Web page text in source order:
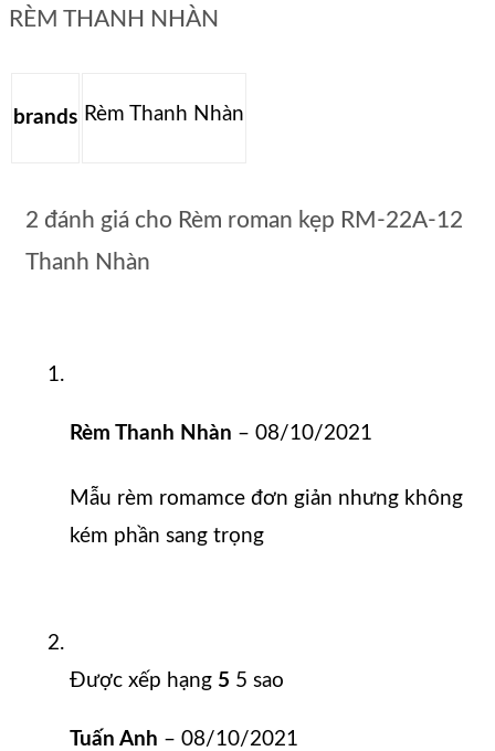
RÈM THANH NHÀN
brands Rèm Thanh Nhàn
2 đánh giá cho Rèm roman kẹp RM-22A-12
Thanh Nhàn
Rèm Thanh Nhàn – 08/10/2021
Mẫu rèm romamce đơn giản nhưng không
kém phần sang trọng
Được xếp hạng 5 5 sao
Tuấn Anh – 08/10/2021